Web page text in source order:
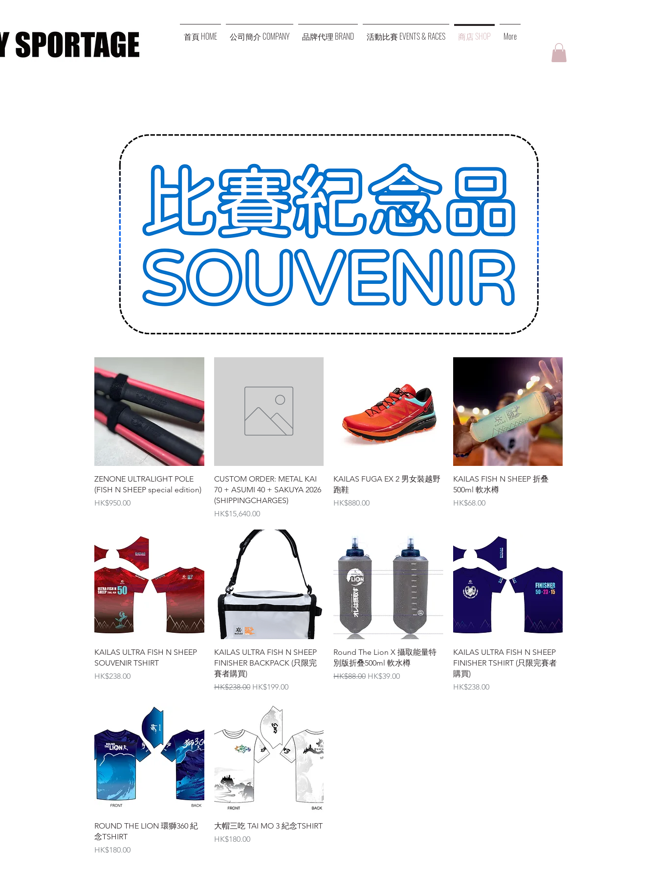
首頁 HOME 公司簡介 COMPANY 品牌代理 BRAND 活動比賽 EVENTS & RACES 商店 SHOP More
快速瀏覽
ZENONE ULTRALIGHT POLE
(FISH N SHEEP special edition)
價格
HK$950.00
快速瀏覽
CUSTOM ORDER: METAL KAI
70 + ASUMI 40 + SAKUYA 2026
(SHIPPINGCHARGES)
價格
HK$15,640.00
快速瀏覽
KAILAS FUGA EX 2 男女裝越野
跑鞋
價格
HK$880.00
快速瀏覽
KAILAS FISH N SHEEP 折叠
500ml 軟水樽
價格
HK$68.00
快速瀏覽
KAILAS ULTRA FISH N SHEEP
SOUVENIR TSHIRT
價格
HK$238.00
快速瀏覽
KAILAS ULTRA FISH N SHEEP
FINISHER BACKPACK (只限完
賽者購買)
一般價格
HK$238.00 促銷價格
HK$199.00
快速瀏覽
Round The Lion X 攝取能量特
別版折叠500ml 軟水樽
一般價格
HK$88.00 促銷價格
HK$39.00
快速瀏覽
KAILAS ULTRA FISH N SHEEP
FINISHER TSHIRT (只限完賽者
購買)
價格
HK$238.00
快速瀏覽
ROUND THE LION 環獅360 紀
念TSHIRT
價格
HK$180.00
快速瀏覽
大帽三吃 TAI MO 3 紀念TSHIRT
價格
HK$180.00